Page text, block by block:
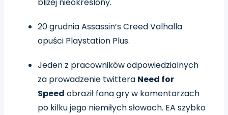
20 grudnia Assassin’s Creed Valhalla
opuści Playstation Plus.
Jeden z pracowników odpowiedzialnych
za prowadzenie twittera Need for
Speed obraził fana gry w komentarzach
po kilku jego niemiłych słowach. EA szybko